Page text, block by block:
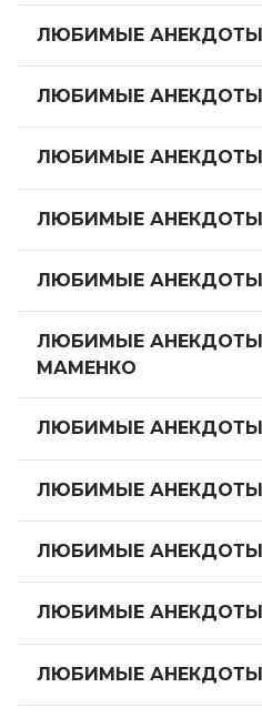
ЛЮБИМЫЕ
ЛЮБИМЫЕ
ЛЮБИМЫЕ
ЛЮБИМЫЕ
ЛЮБИМЫЕ
ЛЮБИМЫЕ АНЕКДОТЫ
МАМЕНКО
ЛЮБИМЫЕ
ЛЮБИМЫЕ
ЛЮБИМЫЕ
ЛЮБИМЫЕ
ЛЮБИМЫЕ